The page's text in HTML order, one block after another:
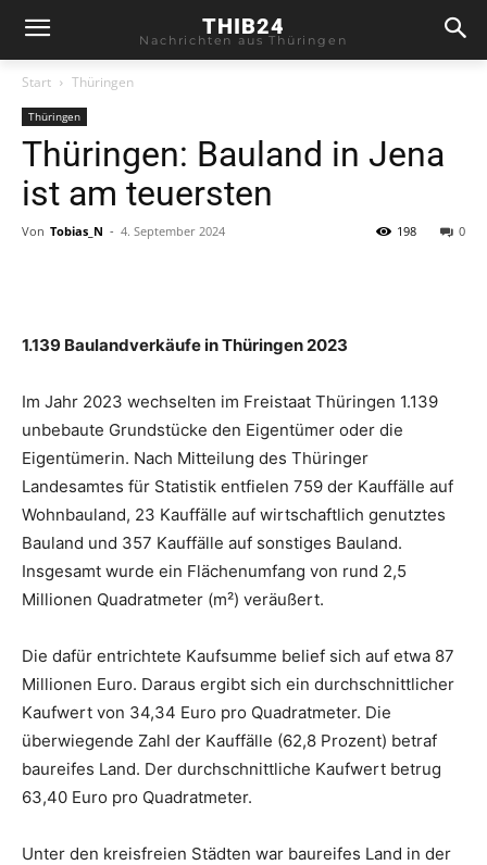
THIB24
Nachrichten aus Thüringen
Start Thüringen
Thüringen
Thüringen: Bauland in Jena
ist am teuersten
Von Tobias_N - 4. September 2024 0
198
1.139 Baulandverkäufe in Thüringen 2023
Im Jahr 2023 wechselten im Freistaat Thüringen 1.139
unbebaute Grundstücke den Eigentümer oder die
Eigentümerin. Nach Mitteilung des Thüringer
Landesamtes für Statistik entfielen 759 der Kauffälle auf
Wohnbauland, 23 Kauffälle auf wirtschaftlich genutztes
Bauland und 357 Kauffälle auf sonstiges Bauland.
Insgesamt wurde ein Flächenumfang von rund 2,5
Millionen Quadratmeter (m²) veräußert.
Die dafür entrichtete Kaufsumme belief sich auf etwa 87
Millionen Euro. Daraus ergibt sich ein durchschnittlicher
Kaufwert von 34,34 Euro pro Quadratmeter. Die
überwiegende Zahl der Kauffälle (62,8 Prozent) betraf
baureifes Land. Der durchschnittliche Kaufwert betrug
63,40 Euro pro Quadratmeter.
Unter den kreisfreien Städten war baureifes Land in der